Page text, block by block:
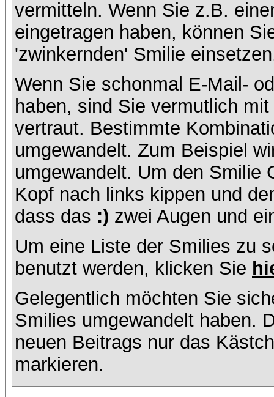
vermitteln. Wenn Sie z.B.
eingetragen haben, können
'zwinkernden' Smilie
Wenn Sie schonmal E-Mail-
haben, sind Sie vermutlich
vertraut. Bestimmte
umgewandelt. Zum Beispiel
umgewandelt. Um den Smilie
Kopf nach links kippen und
dass das :) zwei Augen und
Um eine Liste der Smilies zu
benutzt werden, klicken Sie
Gelegentlich möchten Sie
Smilies umgewandelt haben.
neuen Beitrags nur das
markieren.